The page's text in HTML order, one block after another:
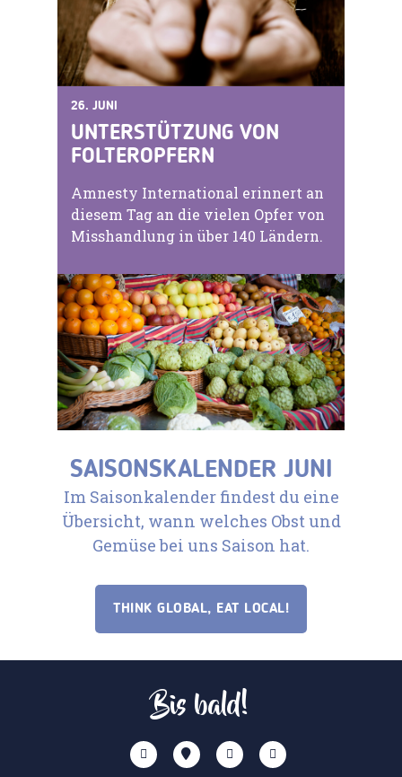
26. JUNI
UNTERSTÜTZUNG VON
FOLTEROPFERN
Amnesty International erinnert an
diesem Tag an die vielen Opfer von
Misshandlung in über 140 Ländern.
SAISONSKALENDER JUNI
Im Saisonkalender findest du eine
Übersicht, wann welches Obst und
Gemüse bei uns Saison hat.
THINK GLOBAL, EAT LOCAL!
Bis bald!